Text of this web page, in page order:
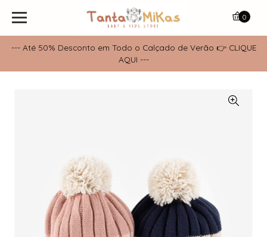
--- Até 50% Desconto em Todo o Calçado de Verão 👉 CLIQUE
AQUI ---
0